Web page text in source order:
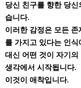
당신 친구를 향한 당
습니다.
이러한 감정은 모든
를 가지고 있다는 인
대신 어떤 것이 자기
생각에서 시작됩니다.
이것이 애착입니다.